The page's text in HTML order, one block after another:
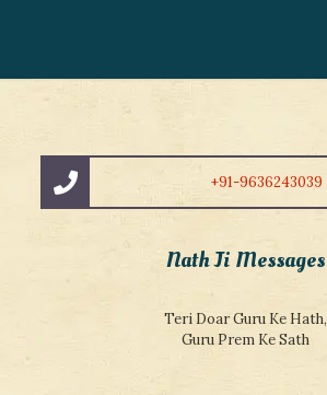
+91-9636243039
Nath Ji Messages
Sacchi Shiksha Jankar Kahate Sant
Sar Hai Jivan Ka Adhar